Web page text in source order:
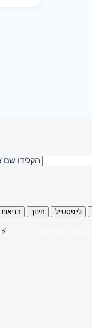
הקלידו שם
לייפסטייל חינוך בריאות
⚡